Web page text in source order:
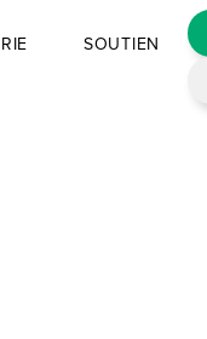
SOUTIEN